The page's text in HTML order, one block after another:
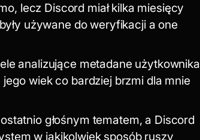
lecz Discord miał kilka miesięcy
używane do weryfikacji a one
analizujące metadane użytkownika
wiek co bardziej brzmi dla mnie
głośnym tematem, a Discord
w jakikolwiek sposób ruszy